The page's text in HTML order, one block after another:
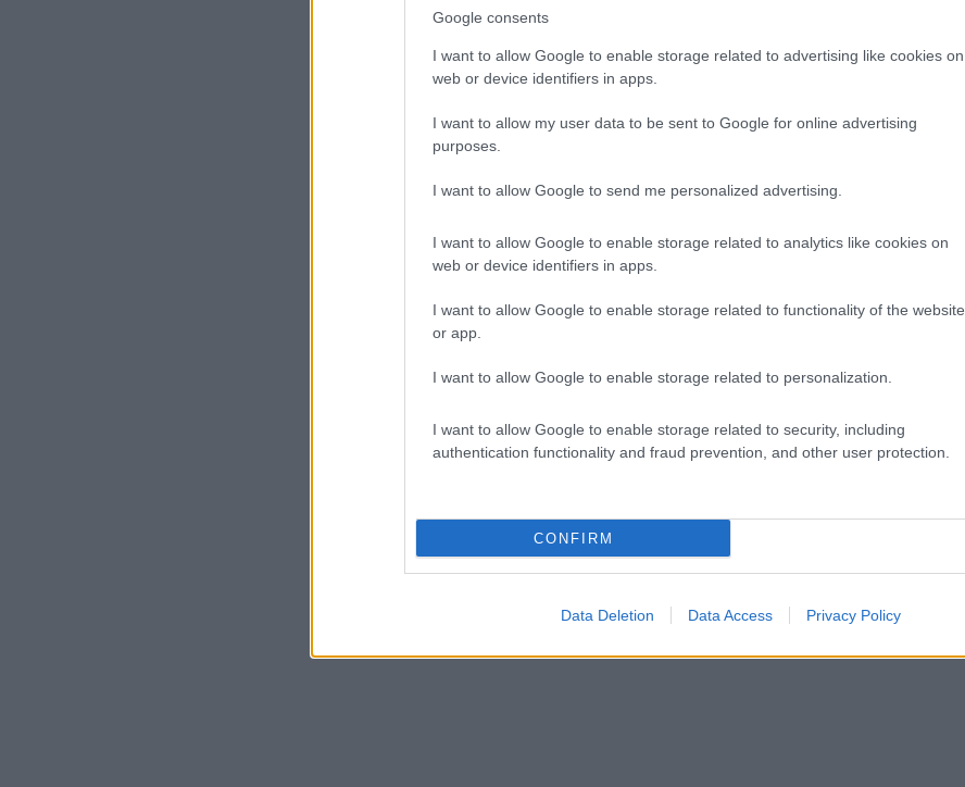
Google consents
I want to allow Google to enable storage related to advertising like cookies on
web or device identifiers in apps.
I want to allow my user data to be sent to Google for online advertising
purposes.
I want to allow Google to send me personalized advertising.
I want to allow Google to enable storage related to analytics like cookies on
web or device identifiers in apps.
I want to allow Google to enable storage related to functionality of the website
or app.
I want to allow Google to enable storage related to personalization.
I want to allow Google to enable storage related to security, including
authentication functionality and fraud prevention, and other user protection.
CONFIRM
Data Deletion Data Access Privacy Policy